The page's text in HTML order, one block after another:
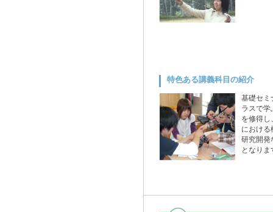
特色ある講義科目の紹介
基礎セミ
ラスで学
を修得し
における
研究開発
となりま